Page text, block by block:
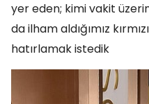
yer eden; kimi vakit
da ilham aldığımız
hatırlamak istedik